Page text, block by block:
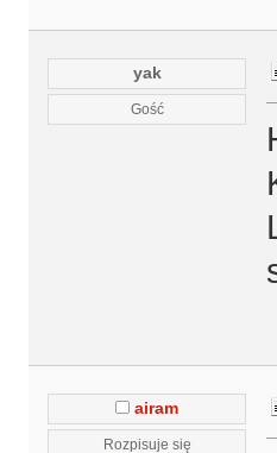
yak
Gość
airam
Rozpisuje się